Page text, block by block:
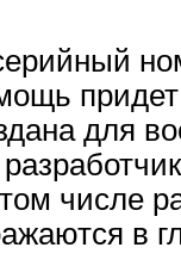
для
числе
в